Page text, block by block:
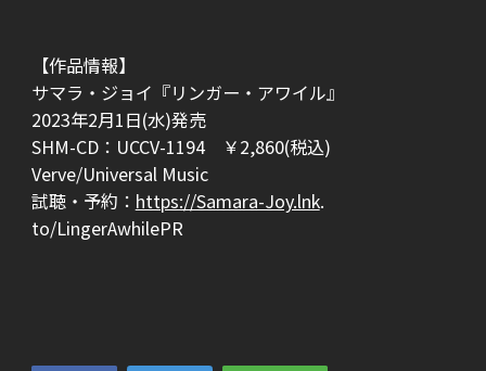
【作品情報】
サマラ・ジョイ『リンガー・アワイル』
2023年2月1日(水)発売
SHM-CD：UCCV-1194 ￥2,860(税込)
Verve/Universal Music
試聴・予約： https://Samara-Joy.lnk.
to/LingerAwhilePR